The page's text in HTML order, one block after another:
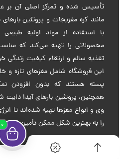
0
تأسیس شده و تمرکز اصلی آن بر
مانند کره مغزیجات و پروتئین
با استفاده از مواد اولیه
محصولاتی را تهیه می‌کند که
تغذیه سالم و ارتقاء کیفیت
این فروشگاه شامل مغزهای تازه و
پسته هستند که بدون افزودن
همچنین، پروتئین بارهای آیدا دایت
وی و انواع مغزها تهیه شده‌اند تا
را به بهترین شکل ممکن تأمین کنند.